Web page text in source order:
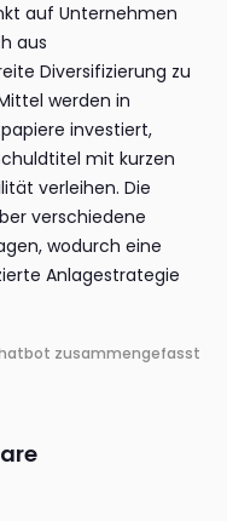
auf Unternehmen
aus
Diversifizierung zu
werden in
investiert,
mit kurzen
verleihen. Die
verschiedene
wodurch eine
Anlagestrategie
zusammengefasst